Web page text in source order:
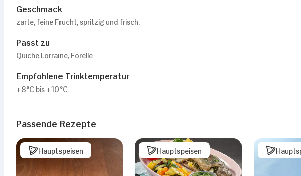
Geschmack
zarte, feine Frucht, spritzig und frisch,
Passt zu
Quiche Lorraine, Forelle
Empfohlene Trinktemperatur
+8°C bis +10°C
Passende Rezepte
Hauptspeisen Hauptspeisen